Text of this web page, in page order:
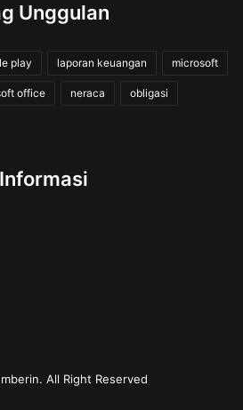
Unggulan
play laporan keuangan microsoft
office neraca obligasi
Informasi
. All Right Reserved